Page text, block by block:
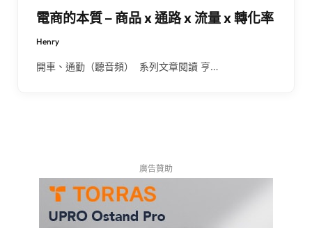
電商的本質 – 商品 x 通路 x 流量 x 轉化率
Henry
開車、通勤（聽音頻） 系列文章閱讀 亨…
廣告贊助